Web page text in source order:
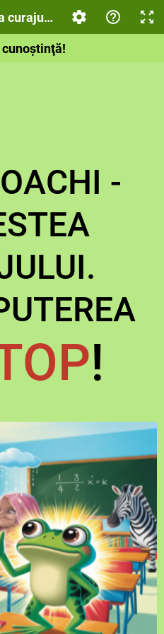
curajului. Super puterea lui
-
!